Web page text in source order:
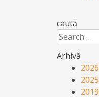
caută
Search
Arhivă
2026
2025
2019